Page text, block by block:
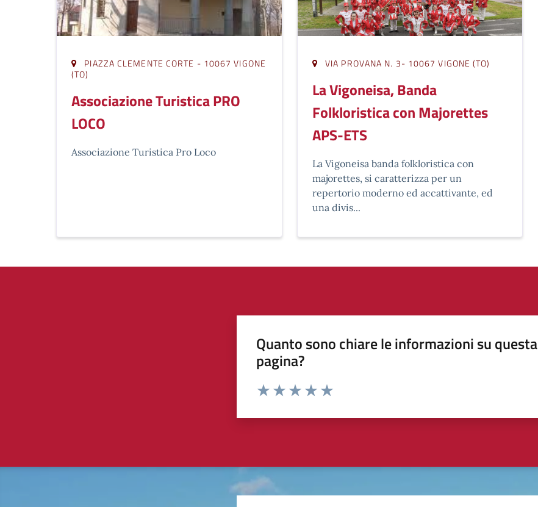
PIAZZA CLEMENTE CORTE - 10067 VIGONE
(TO)
Associazione Turistica PRO
LOCO
Associazione Turistica Pro Loco
VIA PROVANA N. 3- 10067 VIGONE (TO)
La Vigoneisa, Banda
Folkloristica con Majorettes
APS-ETS
La Vigoneisa banda folkloristica con
majorettes, si caratterizza per un
repertorio moderno ed accattivante, ed
una divis...
Quanto sono chiare le informazioni su questa
pagina?
Valuta da 1 a 5 stelle la pagina